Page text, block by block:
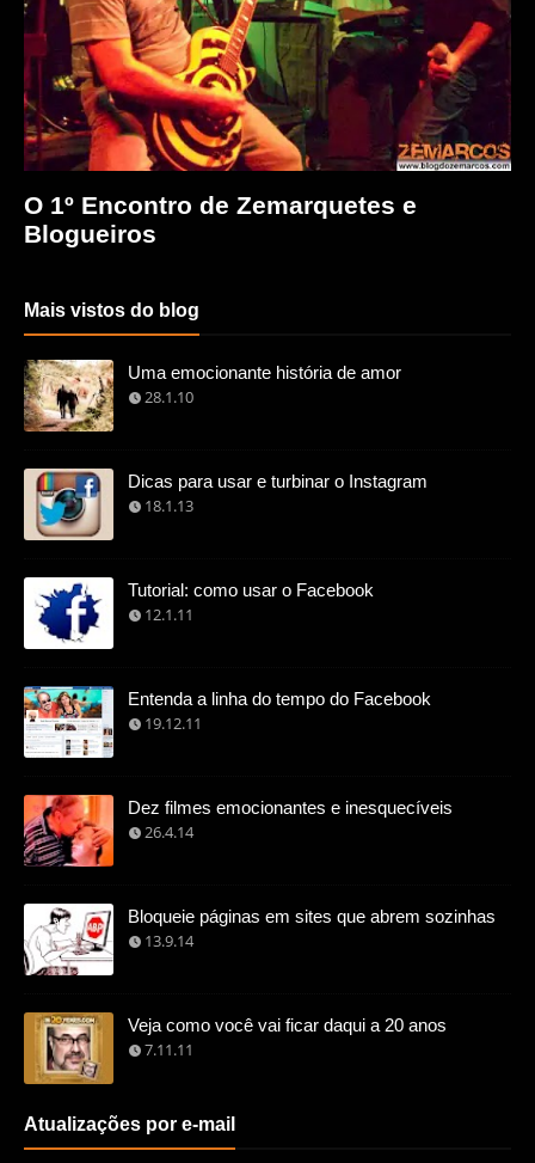
O 1º Encontro de Zemarquetes e
Blogueiros
Mais vistos do blog
Uma emocionante história de amor
28.1.10
Dicas para usar e turbinar o Instagram
18.1.13
Tutorial: como usar o Facebook
12.1.11
Entenda a linha do tempo do Facebook
19.12.11
Dez filmes emocionantes e inesquecíveis
26.4.14
Bloqueie páginas em sites que abrem sozinhas
13.9.14
Veja como você vai ficar daqui a 20 anos
7.11.11
Atualizações por e-mail